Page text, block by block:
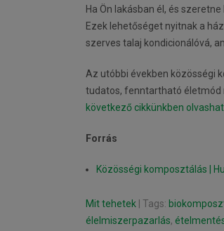
Ha Ön lakásban él, és
Ezek lehetőséget nyitnak a
szerves talaj kondicionálóvá,
Az utóbbi években közösségi
tudatos, fenntartható életmód
következő cikkünkben
Forrás
Közösségi komposztálás |
Mit tehetek | Tags:
élelmiszerpazarlás,